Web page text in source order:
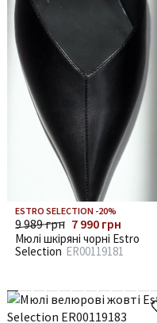
ESTRO SELECTION -20%
9 989 грн 7 990 грн
Мюлі шкіряні чорні Estro
Selection ER00119181